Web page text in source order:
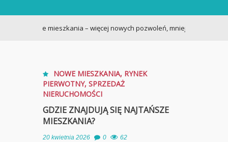
nieruchomości w
Polsce i za granicą
Nowe mieszkania – więcej nowych pozwoleń, mniej nowych budów
NOWE MIESZKANIA, RYNEK
PIERWOTNY, SPRZEDAŻ
NIERUCHOMOŚCI
GDZIE ZNAJDUJĄ SIĘ NAJTAŃSZE
MIESZKANIA?
20 kwietnia 2026 0 62